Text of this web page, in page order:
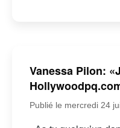
Vanessa Pilon:
Publié le mercredi 24